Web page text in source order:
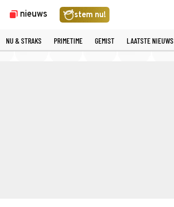
nieuws stem nu!
NU & STRAKS PRIMETIME GEMIST LAATSTE NIEUWS